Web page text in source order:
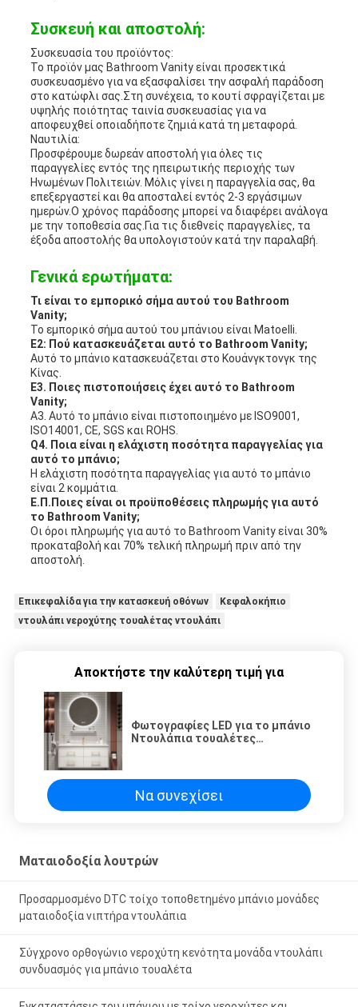
Συσκευή και αποστολή:
Συσκευασία του προϊόντος:
Το προϊόν μας Bathroom Vanity είναι προσεκτικά
συσκευασμένο για να εξασφαλίσει την ασφαλή παράδοση
στο κατώφλι σας.Στη συνέχεια, το κουτί σφραγίζεται με
υψηλής ποιότητας ταινία συσκευασίας για να
αποφευχθεί οποιαδήποτε ζημιά κατά τη μεταφορά.
Ναυτιλία:
Προσφέρουμε δωρεάν αποστολή για όλες τις
παραγγελίες εντός της ηπειρωτικής περιοχής των
Ηνωμένων Πολιτειών. Μόλις γίνει η παραγγελία σας, θα
επεξεργαστεί και θα αποσταλεί εντός 2-3 εργάσιμων
ημερών.Ο χρόνος παράδοσης μπορεί να διαφέρει ανάλογα
με την τοποθεσία σας.Για τις διεθνείς παραγγελίες, τα
έξοδα αποστολής θα υπολογιστούν κατά την παραλαβή.
Γενικά ερωτήματα:
Τι είναι το εμπορικό σήμα αυτού του Bathroom
Vanity;
Το εμπορικό σήμα αυτού του μπάνιου είναι Matoelli.
Ε2: Πού κατασκευάζεται αυτό το Bathroom Vanity;
Αυτό το μπάνιο κατασκευάζεται στο Κουάνγκτονγκ της
Κίνας.
Ε3. Ποιες πιστοποιήσεις έχει αυτό το Bathroom
Vanity;
Α3. Αυτό το μπάνιο είναι πιστοποιημένο με ISO9001,
ISO14001, CE, SGS και ROHS.
Q4. Ποια είναι η ελάχιστη ποσότητα παραγγελίας για
αυτό το μπάνιο;
Η ελάχιστη ποσότητα παραγγελίας για αυτό το μπάνιο
είναι 2 κομμάτια.
Ε.Π.Ποιες είναι οι προϋποθέσεις πληρωμής για αυτό
το Bathroom Vanity;
Οι όροι πληρωμής για αυτό το Bathroom Vanity είναι 30%
προκαταβολή και 70% τελική πληρωμή πριν από την
αποστολή.
Επικεφαλίδα για την κατασκευή οθόνων
Κεφαλοκήπιο
ντουλάπι νεροχύτης τουαλέτας ντουλάπι
Αποκτήστε την καλύτερη τιμή για
Φωτογραφίες LED για το μπάνιο
Ντουλάπια τουαλέτες
Να συνεχίσει
Ματαιοδοξία λουτρών
Προσαρμοσμένο DTC τοίχο τοποθετημένο μπάνιο μονάδες
ματαιοδοξία νιπτήρα ντουλάπια
Σύγχρονο ορθογώνιο νεροχύτη κενότητα μονάδα ντουλάπι
συνδυασμός για μπάνιο τουαλέτα